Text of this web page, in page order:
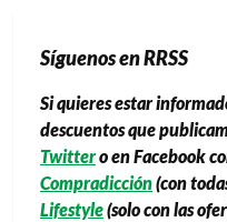
Síguenos en RRSS
Si quieres estar
descuentos que
Twittero en Facebook
Compradicción(con
Lifestyle(solo con las